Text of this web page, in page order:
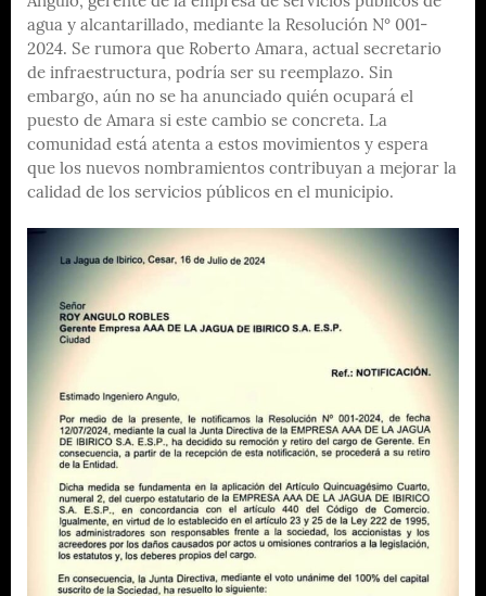
agua y alcantarillado, mediante la Resolución N° 001-
2024. Se rumora que Roberto Amara, actual secretario
de infraestructura, podría ser su reemplazo. Sin
embargo, aún no se ha anunciado quién ocupará el
puesto de Amara si este cambio se concreta. La
comunidad está atenta a estos movimientos y espera
que los nuevos nombramientos contribuyan a mejorar la
calidad de los servicios públicos en el municipio.